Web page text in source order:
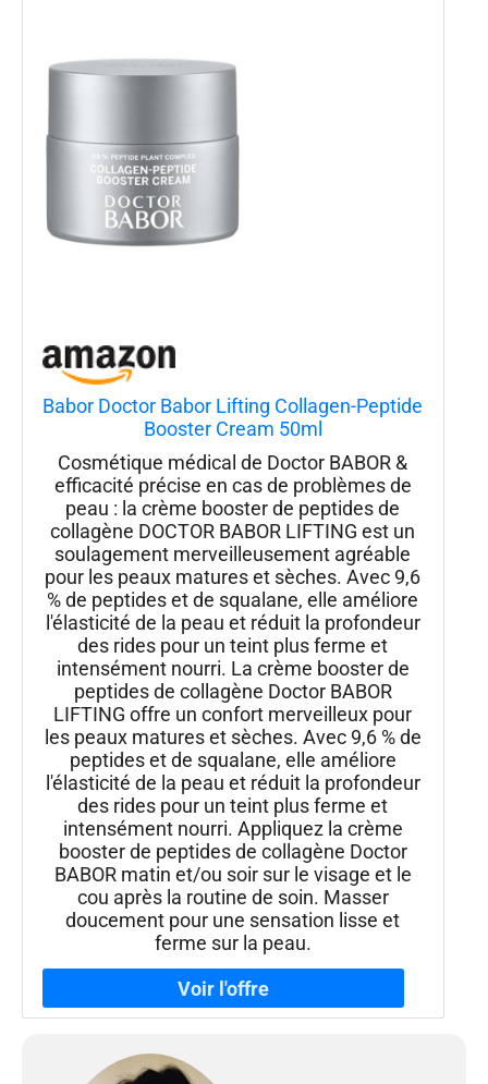
Babor Doctor Babor Lifting Collagen-Peptide
Booster Cream 50ml
Cosmétique médical de Doctor BABOR &
efficacité précise en cas de problèmes de
peau : la crème booster de peptides de
collagène DOCTOR BABOR LIFTING est un
soulagement merveilleusement agréable
pour les peaux matures et sèches. Avec 9,6
% de peptides et de squalane, elle améliore
l'élasticité de la peau et réduit la profondeur
des rides pour un teint plus ferme et
intensément nourri. La crème booster de
peptides de collagène Doctor BABOR
LIFTING offre un confort merveilleux pour
les peaux matures et sèches. Avec 9,6 % de
peptides et de squalane, elle améliore
l'élasticité de la peau et réduit la profondeur
des rides pour un teint plus ferme et
intensément nourri. Appliquez la crème
booster de peptides de collagène Doctor
BABOR matin et/ou soir sur le visage et le
cou après la routine de soin. Masser
doucement pour une sensation lisse et
ferme sur la peau.